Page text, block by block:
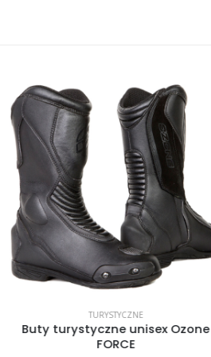
-8%
KRÓTKIE/MIEJSKIE,KRÓTKIE/MIEJSKIE
Buty męskie/damskie
Thorium